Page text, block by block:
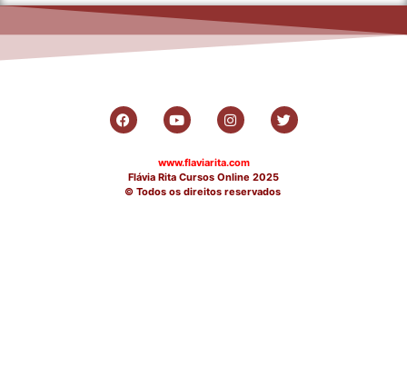
www.flaviarita.com
Flávia Rita Cursos Online 2025
© Todos os direitos reservados